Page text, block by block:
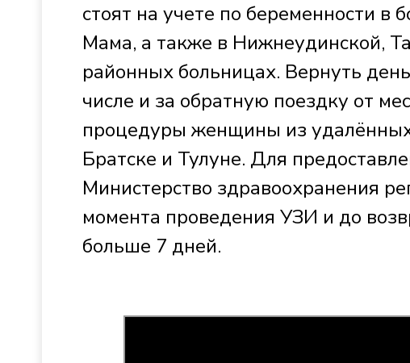
стоят на учете по беременности в
Мама, а также в Нижнеудинской,
районных больницах. Вернуть
числе и за обратную поездку от
процедуры женщины из
Братске и Тулуне. Для
Министерство здравоохранения
момента проведения УЗИ и до
больше 7 дней.